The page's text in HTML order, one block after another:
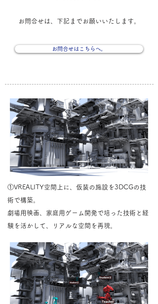
お問合せは、下記までお願いいたします。
お問合せはこちらへ。
​①VREALITY空間上に、仮装の施設を3DCGの技
術で構築。
​劇場用映画、家庭用ゲーム開発で培った技術と経
験を活かして、リアルな空間を再現。